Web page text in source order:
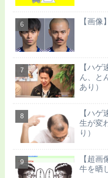
【画像
【ハゲ
ん、と
あり）
【ハゲ
生が変
り）
【超
牛を晒